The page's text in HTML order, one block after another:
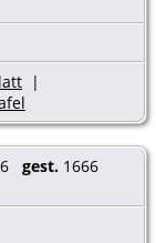
|
gest. 1666